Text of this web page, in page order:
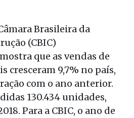
Brasileira da
(CBIC)
que as vendas de
cresceram 9,7% no país,
com o ano anterior.
130.434 unidades,
Para a CBIC, o ano de